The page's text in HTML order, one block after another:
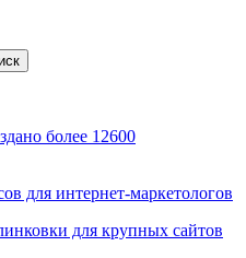
более 12600
для интернет-маркетологов
для крупных сайтов